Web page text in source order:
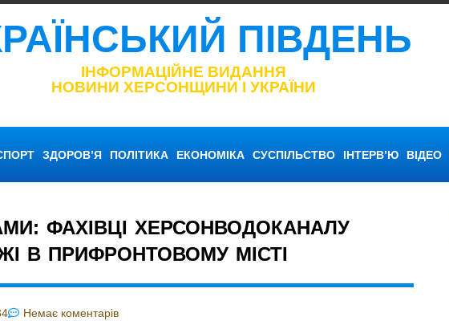
ПІВДЕНЬ
ІНФОРМАЦІЙНЕ ВИДАННЯ
НОВИНИ ХЕРСОНЩИНИ І УКРАЇНИ
ЗДОРОВ’Я ПОЛІТИКА ЕКОНОМІКА СУСПІЛЬСТВО ІНТЕРВ’Ю ВІДЕО
ФАХІВЦІ ХЕРСОНВОДОКАНАЛУ
В ПРИФРОНТОВОМУ МІСТІ
Немає коментарів